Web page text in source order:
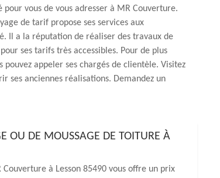
vous de vous adresser à MR Couverture.
de tarif propose ses services aux
Il a la réputation de réaliser des travaux de
ses tarifs très accessibles. Pour de plus
pouvez appeler ses chargés de clientèle. Visitez
ses anciennes réalisations. Demandez un
OU DE MOUSSAGE DE TOITURE À
à Lesson 85490 vous offre un prix